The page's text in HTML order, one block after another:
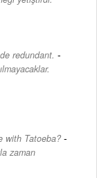
redundant. -
with Tatoeba? -
zaman